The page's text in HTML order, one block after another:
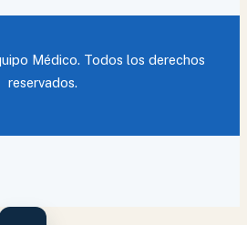
Médico. Todos los derechos
reservados.